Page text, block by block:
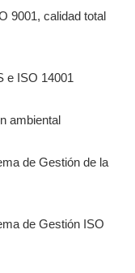
9001, calidad total
e ISO 14001
ambiental
de Gestión de la
de Gestión ISO